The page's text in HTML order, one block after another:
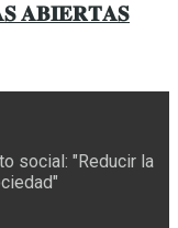
𝐀𝐁𝐈𝐄𝐑𝐓𝐀𝐒
social: "Reducir la